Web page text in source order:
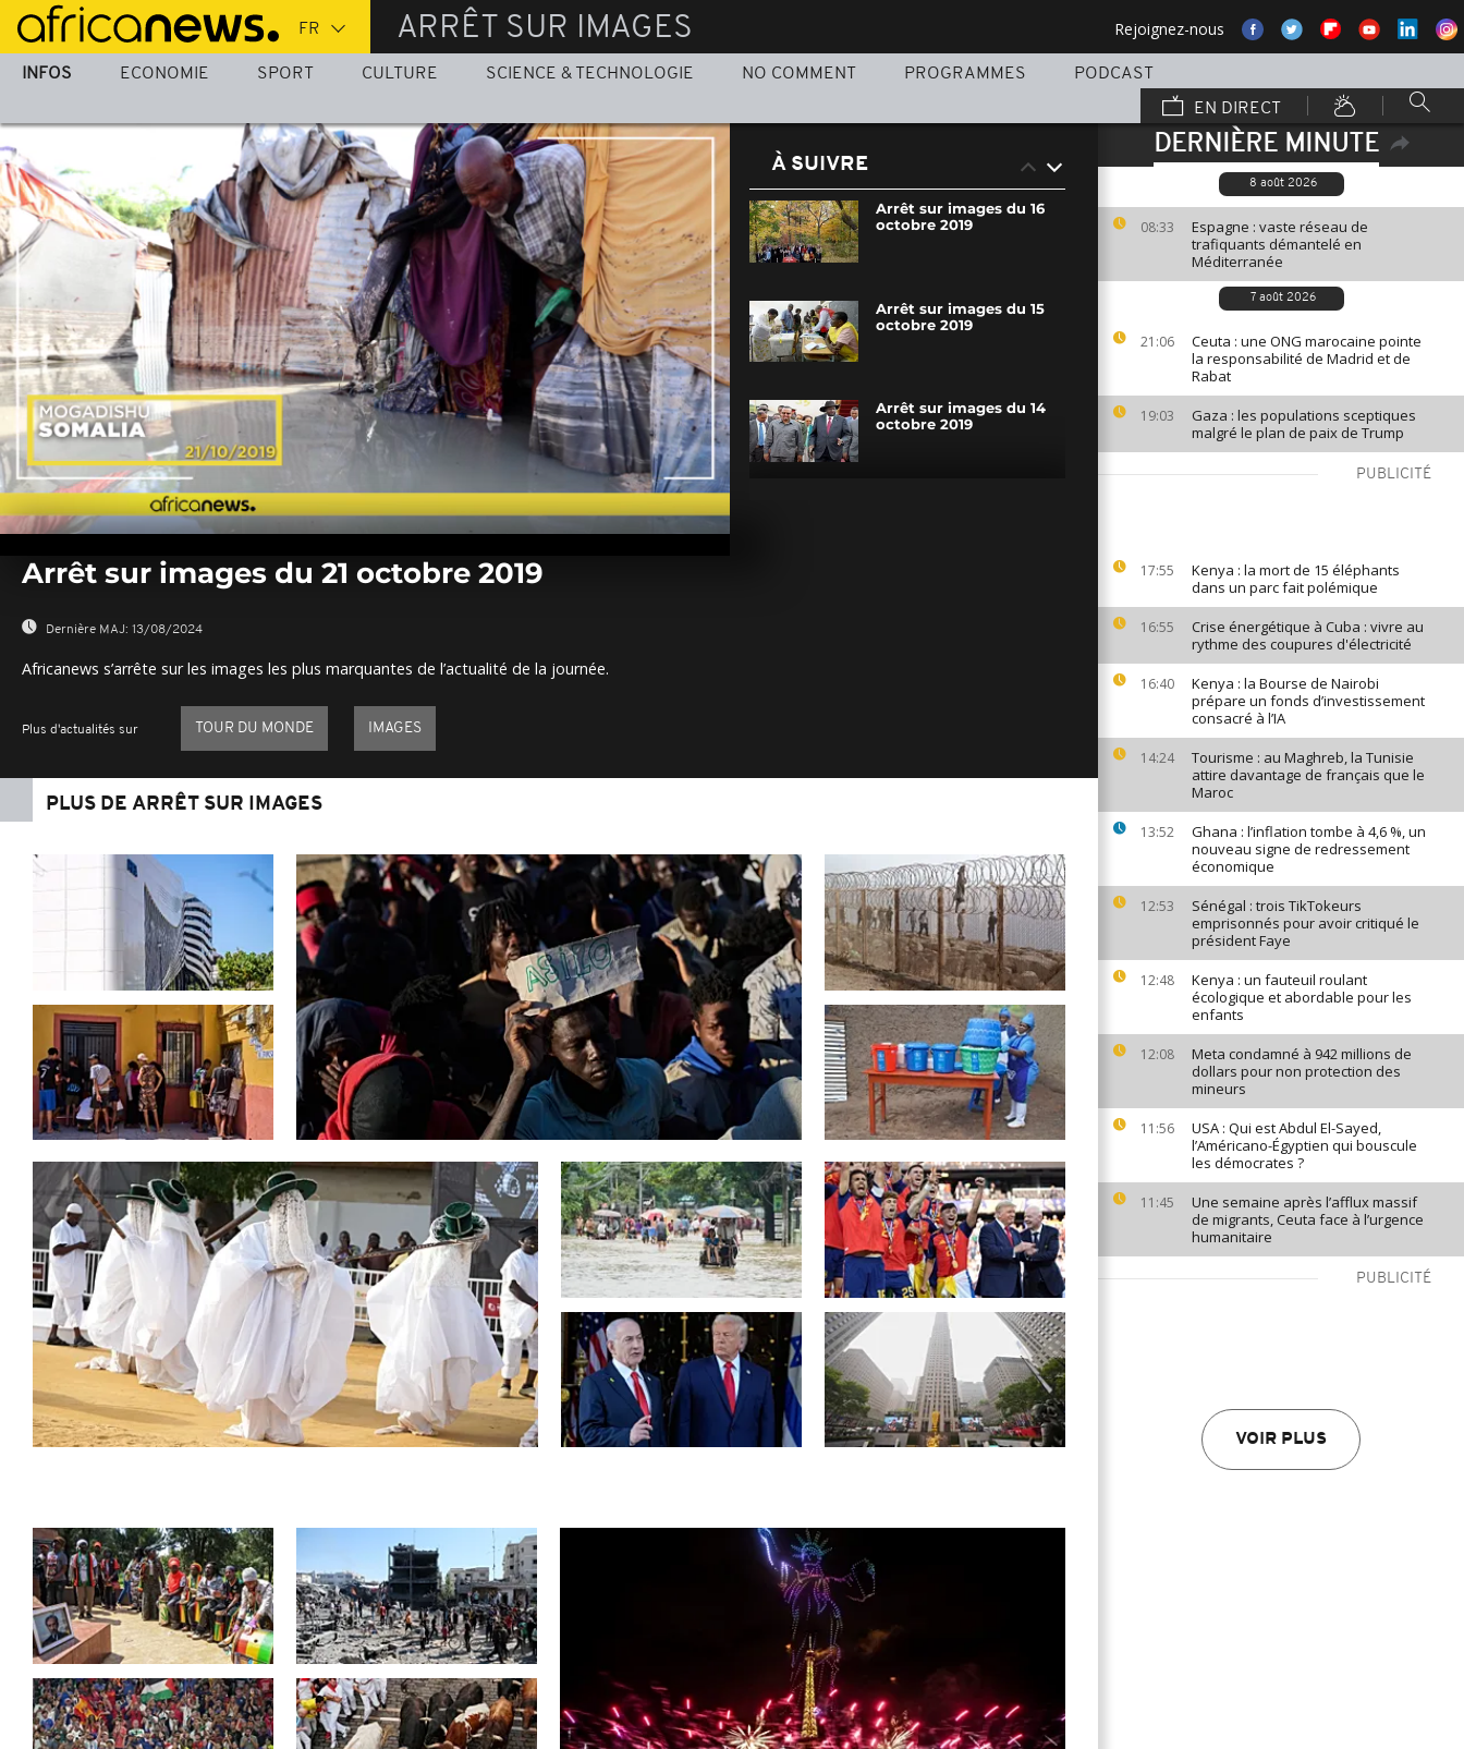
Passer
au
contenu
ARRÊT SUR IMAGES Rejoignez-nous
INFOS ECONOMIE SPORT CULTURE SCIENCE & TECHNOLOGIE NO COMMENT PROGRAMMES
PODCAST
EN DIRECT
DERNIÈRE MINUTE
8 août 2026
08:33
Espagne : vaste réseau de
trafiquants démantelé en
Méditerranée
7 août 2026
21:06
Ceuta : une ONG marocaine pointe
la responsabilité de Madrid et de
Rabat
19:03
Gaza : les populations sceptiques
malgré le plan de paix de Trump
PUBLICITÉ
17:55
Kenya : la mort de 15 éléphants
dans un parc fait polémique
16:55
Crise énergétique à Cuba : vivre au
rythme des coupures d'électricité
16:40
Kenya : la Bourse de Nairobi
prépare un fonds d’investissement
consacré à l’IA
14:24
Tourisme : au Maghreb, la Tunisie
attire davantage de français que le
Maroc
13:52
Ghana : l’inflation tombe à 4,6 %, un
nouveau signe de redressement
économique
12:53
Sénégal : trois TikTokeurs
emprisonnés pour avoir critiqué le
président Faye
12:48
Kenya : un fauteuil roulant
écologique et abordable pour les
enfants
12:08
Meta condamné à 942 millions de
dollars pour non protection des
mineurs
11:56
USA : Qui est Abdul El-Sayed,
l’Américano-Égyptien qui bouscule
les démocrates ?
11:45
Une semaine après l’afflux massif
de migrants, Ceuta face à l’urgence
humanitaire
PUBLICITÉ
VOIR PLUS
seconds
0%
Arrêt sur images du 21 octobre 2019
Dernière MAJ: 13/08/2024
Africanews s’arrête sur les images les plus marquantes de l’actualité de la journée.
Plus d'actualités sur TOUR DU MONDE IMAGES
À SUIVRE
Arrêt sur images du 16
octobre 2019
Arrêt sur images du 15
octobre 2019
Arrêt sur images du 14
octobre 2019
PLUS DE ARRÊT SUR IMAGES